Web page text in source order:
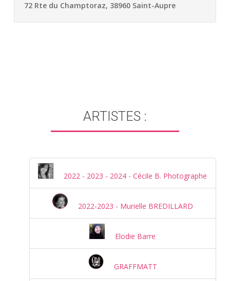
72 Rte du Champtoraz, 38960 Saint-Aupre
ARTISTES :
2022 - 2023 - 2024 - Cécile B. Photographe
2022-2023 - Murielle BREDILLARD
Elodie Barre
GRAFFMATT